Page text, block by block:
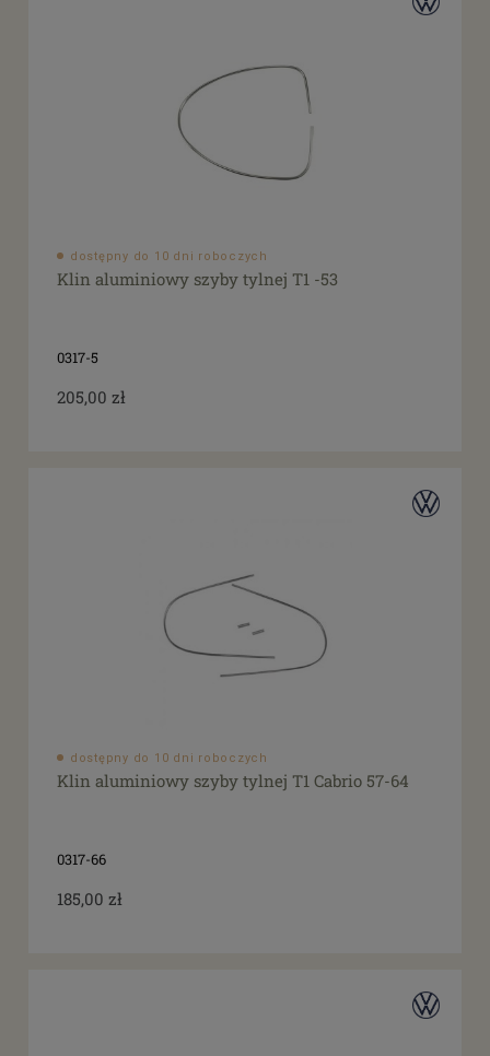
dostępny do 10 dni roboczych
Klin aluminiowy szyby tylnej T1 -53
0317-5
205,00 zł
dostępny do 10 dni roboczych
Klin aluminiowy szyby tylnej T1 Cabrio 57-64
0317-66
185,00 zł